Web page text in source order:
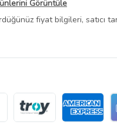
Görüntüle
fiyat bilgileri, satıcı